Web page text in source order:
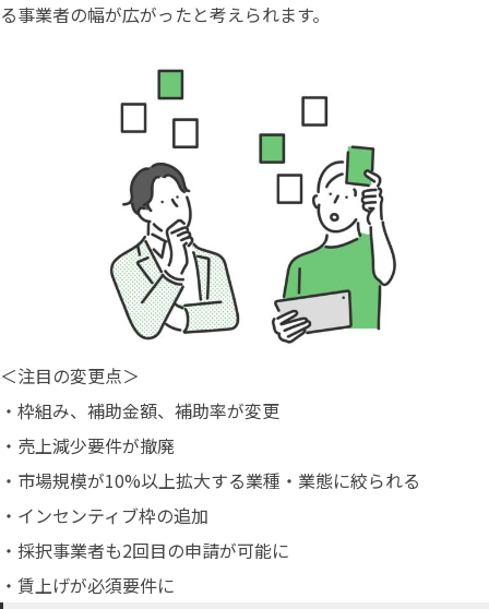
る事業者の幅が広がったと考えられます。
＜注目の変更点＞
・枠組み、補助金額、補助率が変更
・売上減少要件が撤廃
・市場規模が10%以上拡大する業種・業態に絞られる
・インセンティブ枠の追加
・採択事業者も2回目の申請が可能に
・賃上げが必須要件に